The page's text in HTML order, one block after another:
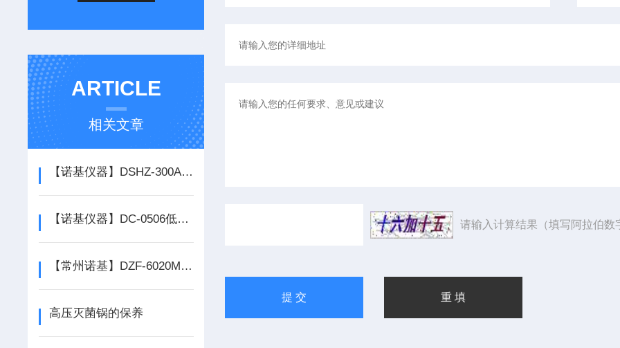
ARTICLE
相关文章
【诺基仪器】DSHZ-300A回旋式水浴恒温振荡器厂家*
【诺基仪器】DC-0506低温恒温槽*
【常州诺基】DZF-6020MBE博迅真空干燥箱一级代理*
高压灭菌锅的保养
请输入计算结果（填写阿拉伯数